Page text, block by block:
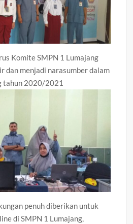
Komite SMPN 1 Lumajang
dan menjadi narasumber dalam
tahun 2020/2021
penuh diberikan untuk
di SMPN 1 Lumajang,